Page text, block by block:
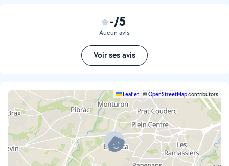
-/5
Aucun avis
Voir ses avis
Leaflet ©OpenStreetMapcontributors